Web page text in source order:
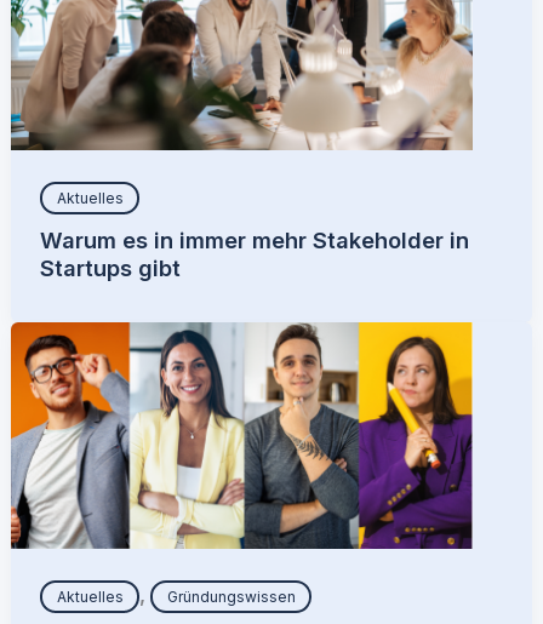
Aktuelles
Warum es in immer mehr Stakeholder in
Startups gibt
Aktuelles , Gründungswissen